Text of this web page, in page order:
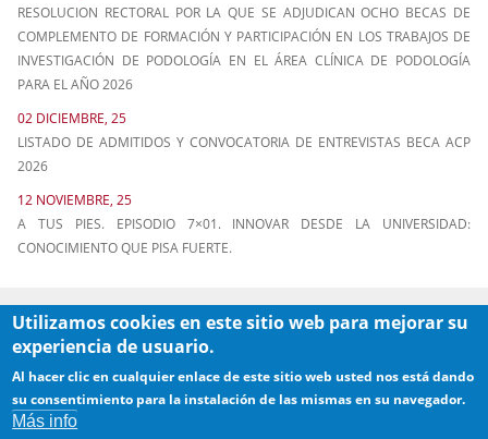
RESOLUCION RECTORAL POR LA QUE SE ADJUDICAN OCHO BECAS DE
COMPLEMENTO DE FORMACIÓN Y PARTICIPACIÓN EN LOS TRABAJOS DE
INVESTIGACIÓN DE PODOLOGÍA EN EL ÁREA CLÍNICA DE PODOLOGÍA
PARA EL AÑO 2026
02 DICIEMBRE, 25
LISTADO DE ADMITIDOS Y CONVOCATORIA DE ENTREVISTAS BECA ACP
2026
12 NOVIEMBRE, 25
A TUS PIES. EPISODIO 7×01. INNOVAR DESDE LA UNIVERSIDAD:
CONOCIMIENTO QUE PISA FUERTE.
Utilizamos cookies en este sitio web para mejorar su
experiencia de usuario.
Al hacer clic en cualquier enlace de este sitio web usted nos está dando
su consentimiento para la instalación de las mismas en su navegador.
Más info